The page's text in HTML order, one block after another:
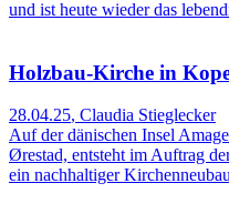
und ist heute wieder das
Holzbau-Kirche in
28.04.25, Claudia Stieglecker
Auf der dänischen Insel
Ørestad, entsteht im Auftrag
ein nachhaltiger